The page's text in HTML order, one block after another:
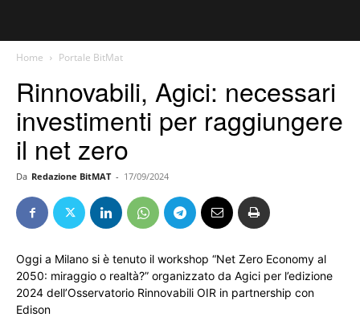
Home Portale BitMat
Rinnovabili, Agici: necessari
investimenti per raggiungere
il net zero
Da Redazione BitMAT - 17/09/2024
Oggi a Milano si è tenuto il workshop “Net Zero Economy al
2050: miraggio o realtà?” organizzato da Agici per l’edizione
2024 dell’Osservatorio Rinnovabili OIR in partnership con
Edison